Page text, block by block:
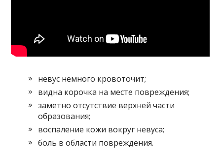
невус немного кровоточит;
видна корочка на месте повреждения;
заметно отсутствие верхней части
образования;
воспаление кожи вокруг невуса;
боль в области повреждения.